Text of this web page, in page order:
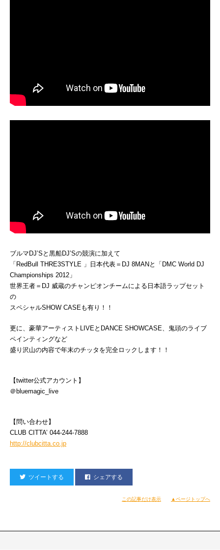
ブルマDJ’Sと黒船DJ’Sの競演に加えて
「RedBull THRE3STYLE 」日本代表＝DJ 8MANと「DMC World DJ
Championships 2012」
世界王者＝DJ 威蔵のチャンピオンチームによる日本語ラップセット
の
スペシャルSHOW CASEも有り！！
更に、豪華アーティストLIVEとDANCE SHOWCASE、鬼頭のライブ
ペインティングなど
盛り沢山の内容で年末のチッタを完全ロックします！！
【twitter公式アカウント】
＠bluemagic_live
【問い合わせ】
CLUB CITTA’ 044-244-7888
http://clubcitta.co.jp
ツイートする シェアする
この記事だけ表示 ▲ページトップへ